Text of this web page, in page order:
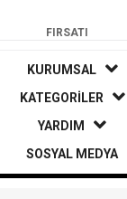
FIRSATI
KURUMSAL
KATEGORİLER
YARDIM
SOSYAL MEDYA